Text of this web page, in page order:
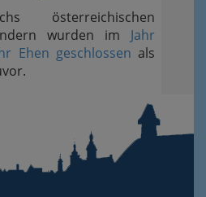
österreichischen
wurden im Jahr
Ehen geschlossen als